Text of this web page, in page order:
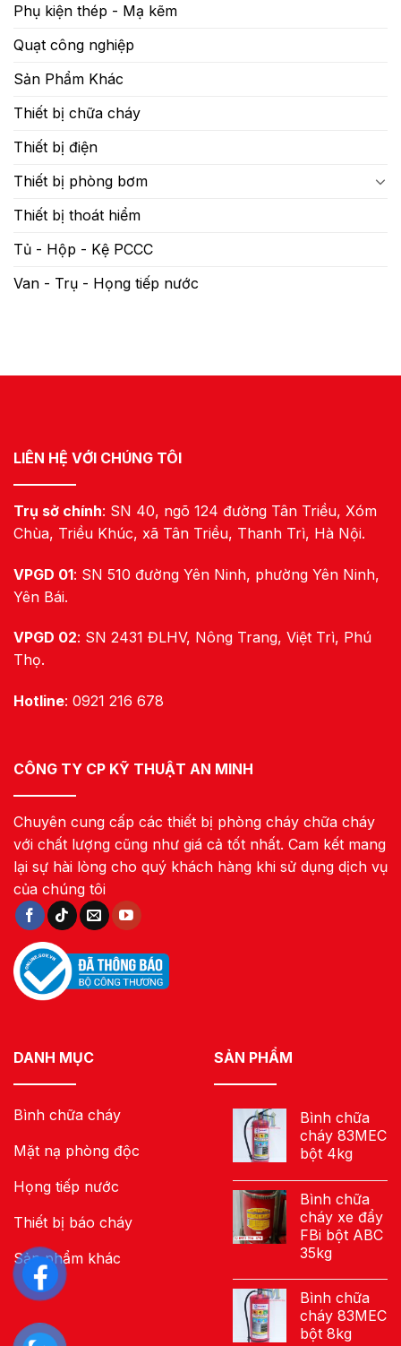
Phụ kiện thép - Mạ kẽm
Quạt công nghiệp
Sản Phẩm Khác
Thiết bị chữa cháy
Thiết bị điện
Thiết bị phòng bơm
Thiết bị thoát hiểm
Tủ - Hộp - Kệ PCCC
Van - Trụ - Họng tiếp nước
LIÊN HỆ VỚI CHÚNG TÔI
Trụ sở chính: SN 40, ngõ 124 đường Tân Triều, Xóm
Chùa, Triều Khúc, xã Tân Triều, Thanh Trì, Hà Nội.
VPGD 01: SN 510 đường Yên Ninh, phường Yên Ninh,
Yên Bái.
VPGD 02: SN 2431 ĐLHV, Nông Trang, Việt Trì, Phú
Thọ.
Hotline: 0921 216 678
CÔNG TY CP KỸ THUẬT AN MINH
Chuyên cung cấp các thiết bị phòng cháy chữa cháy
với chất lượng cũng như giá cả tốt nhất. Cam kết mang
lại sự hài lòng cho quý khách hàng khi sử dụng dịch vụ
của chúng tôi
DANH MỤC
Bình chữa cháy
Mặt nạ phòng độc
Họng tiếp nước
Thiết bị báo cháy
Sản phẩm khác
SẢN PHẨM
Bình chữa
cháy 83MEC
bột 4kg
Bình chữa
cháy xe đẩy
FBi bột ABC
35kg
Bình chữa
cháy 83MEC
bột 8kg